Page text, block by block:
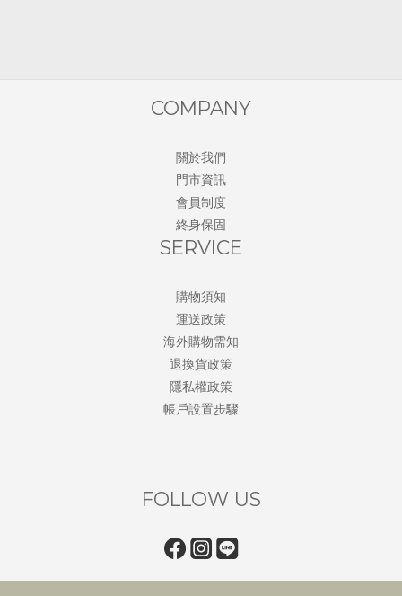
COMPANY
關於我們
門市資訊
會員制度
終身保固
SERVICE
購物須知
運送政策
海外購物需知
退換貨政策
隱私權政策
帳戶設置步驟
FOLLOW US